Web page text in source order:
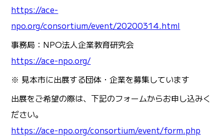
https://ace-
npo.org/consortium/event/20200314.html
事務局：NPO法人企業教育研究会
https://ace-npo.org/
※ 見本市に出展する団体・企業を募集しています
出展をご希望の際は、下記のフォームからお申し込みく
ださい。
https://ace-npo.org/consortium/event/form.php